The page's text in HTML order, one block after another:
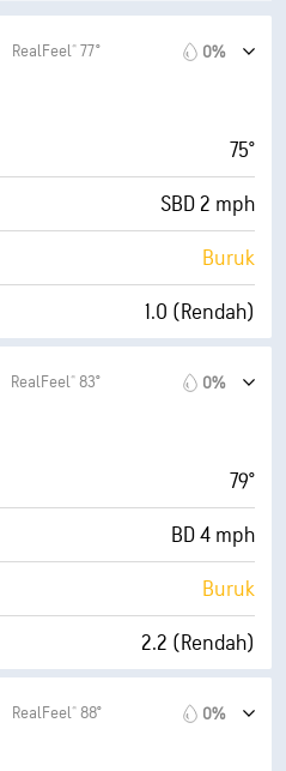
RealFeel® 77° 0%
75°
SBD 2 mph
Buruk
1.0 (Rendah)
68° F
4 (Redup)
34%
10 mi
RealFeel® 83° 0%
79°
BD 4 mph
Buruk
2.2 (Rendah)
RealFeel® 88° 0%